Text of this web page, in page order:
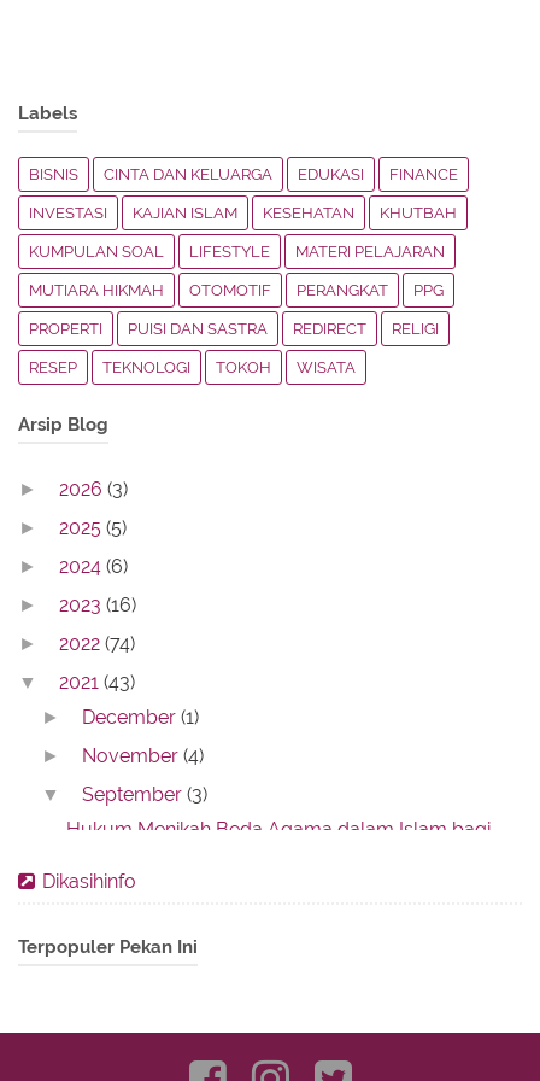
Labels
BISNIS CINTA DAN KELUARGA EDUKASI FINANCE
INVESTASI KAJIAN ISLAM KESEHATAN KHUTBAH
KUMPULAN SOAL LIFESTYLE MATERI PELAJARAN
MUTIARA HIKMAH OTOMOTIF PERANGKAT PPG
PROPERTI PUISI DAN SASTRA REDIRECT RELIGI
RESEP TEKNOLOGI TOKOH WISATA
Arsip Blog
► 2026 (3)
► 2025 (5)
► 2024 (6)
► 2023 (16)
► 2022 (74)
▼ 2021 (43)
► December(1)
► November(4)
▼ September(3)
Hukum Menikah Beda Agama dalam Islam bagi
Tugas Malaikat Munkar dan Nakir di Alam Kubur
Dikasihinfo
Terpopuler Pekan Ini